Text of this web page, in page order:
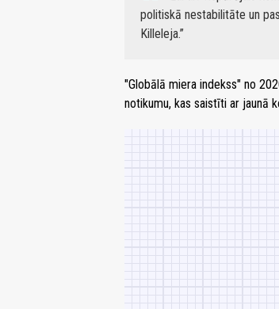
politiskā nestabilitāte un
Killeleja.
"Globālā miera indekss" no
notikumu, kas saistīti ar jaunā